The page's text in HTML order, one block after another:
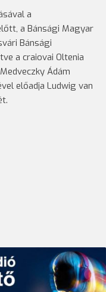
a
a Bánsági Magyar
Bánsági
a craiovai Oltenia
Ádám
előadja Ludwig van